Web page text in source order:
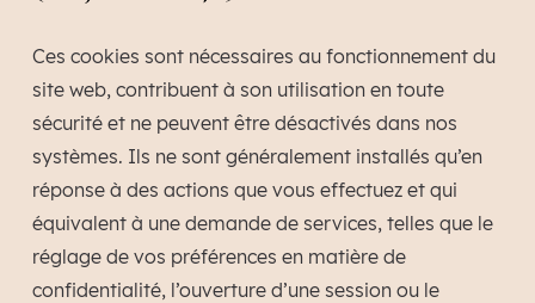
Ces cookies sont nécessaires au fonctionnement du
site web, contribuent à son utilisation en toute
sécurité et ne peuvent être désactivés dans nos
systèmes. Ils ne sont généralement installés qu’en
réponse à des actions que vous effectuez et qui
équivalent à une demande de services, telles que le
réglage de vos préférences en matière de
confidentialité, l’ouverture d’une session ou le